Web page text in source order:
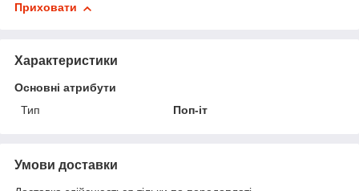
Приховати
Характеристики
Основні атрибути
Тип
Поп-іт
Умови доставки